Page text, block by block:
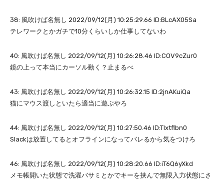
38: 風吹けば名無し 2022/09/12(月) 10:25:29.66 ID:BLcAX05Sa
テレワークとかガチで10分くらいしか仕事してないわ
40: 風吹けば名無し 2022/09/12(月) 10:26:28.46 ID:COV9cZur0
鏡の上って本当にカーソル動く？止まるべ
43: 風吹けば名無し 2022/09/12(月) 10:26:32.15 ID:2jnAKuiQa
猫にマウス渡しといたら適当に遊ぶやろ
44: 風吹けば名無し 2022/09/12(月) 10:27:50.46 ID:Tlxtflbn0
Slackは放置してるとオフラインになってバレるから気をつけろ
46: 風吹けば名無し 2022/09/12(月) 10:28:20.66 ID:iT6Q6yXkd
メモ帳開いた状態で洗濯バサミとかでキーを挟んで無限入力状態にさ